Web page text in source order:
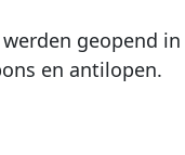
geopend in
en antilopen.